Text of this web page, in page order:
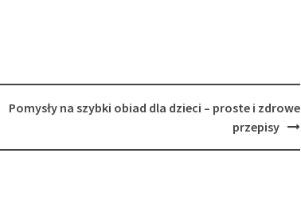
Pomysły na szybki obiad dla dzieci – proste i zdrowe
przepisy